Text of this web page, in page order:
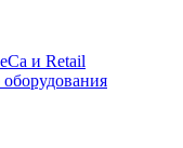
и Retail